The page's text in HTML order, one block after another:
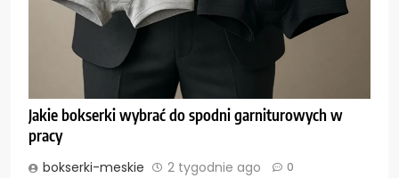
Jakie bokserki wybrać do spodni garniturowych w
pracy
bokserki-meskie 2 tygodnie ago 0